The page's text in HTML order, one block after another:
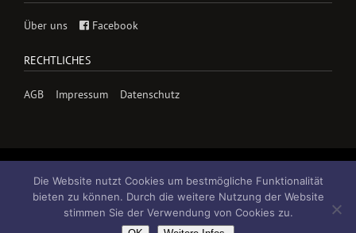
Über uns Facebook
RECHTLICHES
AGB Impressum Datenschutz
© Copyright 2026 Dao-Travel GmbH
Die Website nutzt Cookies um bestmögliche Funktionalität
bieten zu können. Durch die weitere Nutzung der Website
stimmen Sie der Verwendung von Cookies zu.